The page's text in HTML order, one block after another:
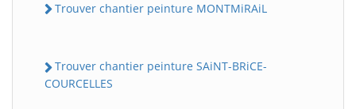
Trouver chantier peinture MONTMiRAiL
Trouver chantier peinture SAiNT-BRiCE-
COURCELLES